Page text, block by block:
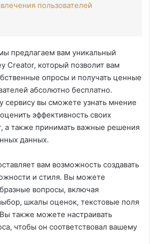
пользователей
предлагаем вам уникальный
Creator, который позволит вам
опросы и получать ценные
абсолютно бесплатно.
сервису вы сможете узнать мнение
эффективность своих
а также принимать важные решения
данных.
вам возможность создавать
и стиля. Вы можете
вопросы, включая
шкалы оценок, текстовые поля
также можете настраивать
чтобы он соответствовал вашему